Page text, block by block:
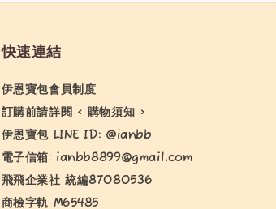
快速連結
伊恩寶包會員制度
訂購前請詳閱 < 購物須知 >
伊恩寶包 LINE ID: @ianbb
電子信箱: ianbb8899@gmail.com
飛飛企業社 統編87080536
商檢字軌 M65485